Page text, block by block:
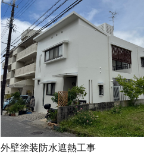
外壁塗装防水遮熱工事